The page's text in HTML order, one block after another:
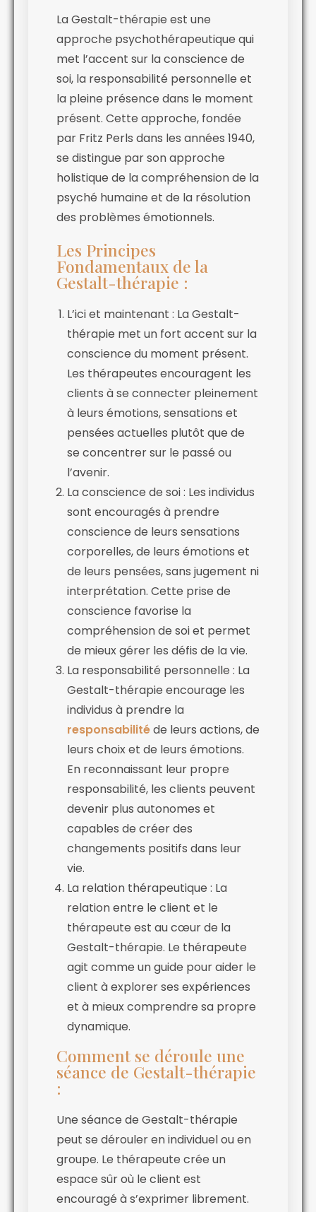
La Gestalt-thérapie est une
approche psychothérapeutique qui
met l’accent sur la conscience de
soi, la responsabilité personnelle et
la pleine présence dans le moment
présent. Cette approche, fondée
par Fritz Perls dans les années 1940,
se distingue par son approche
holistique de la compréhension de la
psyché humaine et de la résolution
des problèmes émotionnels.
Les Principes
Fondamentaux de la
Gestalt-thérapie :
L’ici et maintenant : La Gestalt-
thérapie met un fort accent sur la
conscience du moment présent.
Les thérapeutes encouragent les
clients à se connecter pleinement
à leurs émotions, sensations et
pensées actuelles plutôt que de
se concentrer sur le passé ou
l’avenir.
La conscience de soi : Les individus
sont encouragés à prendre
conscience de leurs sensations
corporelles, de leurs émotions et
de leurs pensées, sans jugement ni
interprétation. Cette prise de
conscience favorise la
compréhension de soi et permet
de mieux gérer les défis de la vie.
La responsabilité personnelle : La
Gestalt-thérapie encourage les
individus à prendre la
responsabilitéde leurs actions, de
leurs choix et de leurs émotions.
En reconnaissant leur propre
responsabilité, les clients peuvent
devenir plus autonomes et
capables de créer des
changements positifs dans leur
vie.
La relation thérapeutique : La
relation entre le client et le
thérapeute est au cœur de la
Gestalt-thérapie. Le thérapeute
agit comme un guide pour aider le
client à explorer ses expériences
et à mieux comprendre sa propre
dynamique.
Comment se déroule une
séance de Gestalt-thérapie
:
Une séance de Gestalt-thérapie
peut se dérouler en individuel ou en
groupe. Le thérapeute crée un
espace sûr où le client est
encouragé à s’exprimer librement.